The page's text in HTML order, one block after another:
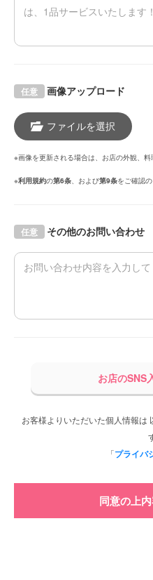
画像アップロード
任意
ファイルを選択
※画像を更新される場合は、お店の外観、料
※利用規約の第6条 、および第9条をご確認
その他のお問い合わせ
任意
お店のSNS
お客様よりいただいた個人情報は
「プライバ